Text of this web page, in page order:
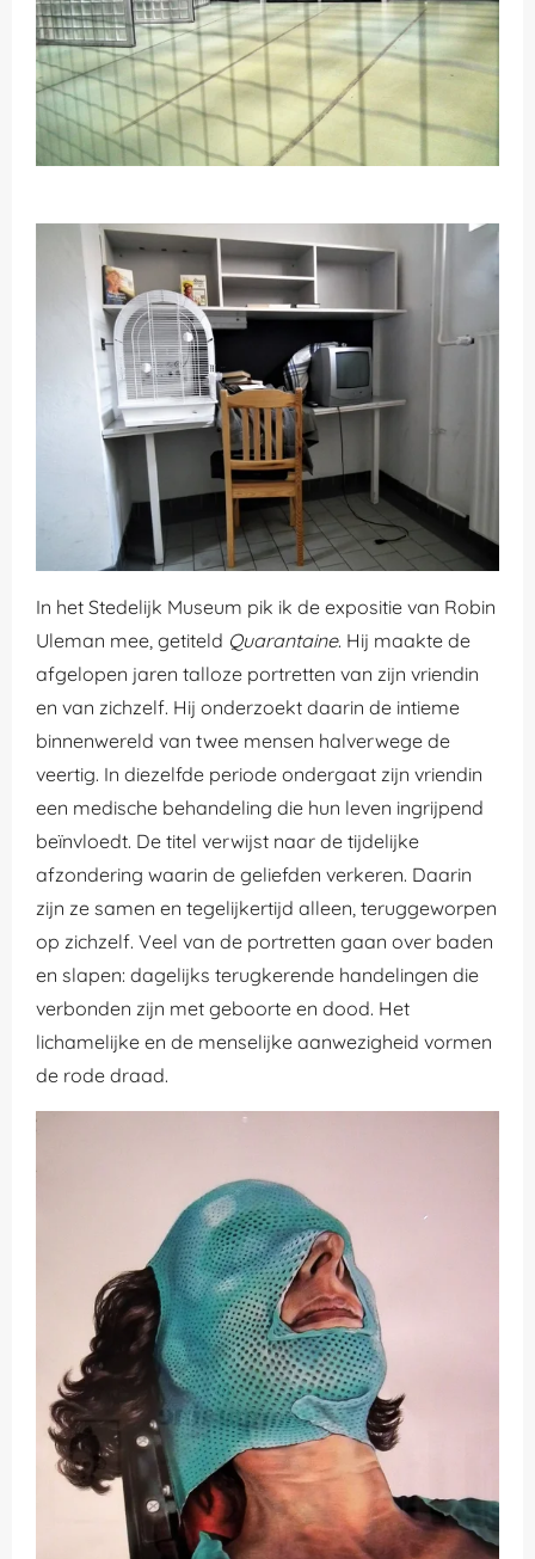
In het Stedelijk Museum pik ik de expositie van Robin
Uleman mee, getiteld Quarantaine. Hij maakte de
afgelopen jaren talloze portretten van zijn vriendin
en van zichzelf. Hij onderzoekt daarin de intieme
binnenwereld van twee mensen halverwege de
veertig. In diezelfde periode ondergaat zijn vriendin
een medische behandeling die hun leven ingrijpend
beïnvloedt. De titel verwijst naar de tijdelijke
afzondering waarin de geliefden verkeren. Daarin
zijn ze samen en tegelijkertijd alleen, teruggeworpen
op zichzelf. Veel van de portretten gaan over baden
en slapen: dagelijks terugkerende handelingen die
verbonden zijn met geboorte en dood. Het
lichamelijke en de menselijke aanwezigheid vormen
de rode draad.